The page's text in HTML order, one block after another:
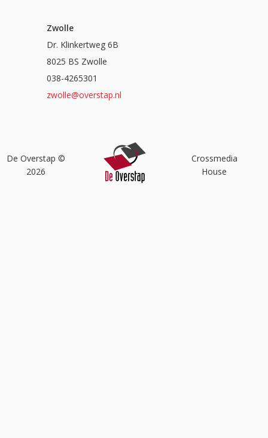
Zwolle
Dr. Klinkertweg 6B
8025 BS Zwolle
038-4265301
zwolle@overstap.nl
De Overstap ©
2026
Crossmedia
House